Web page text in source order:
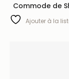
Commode de
Ajouter à la